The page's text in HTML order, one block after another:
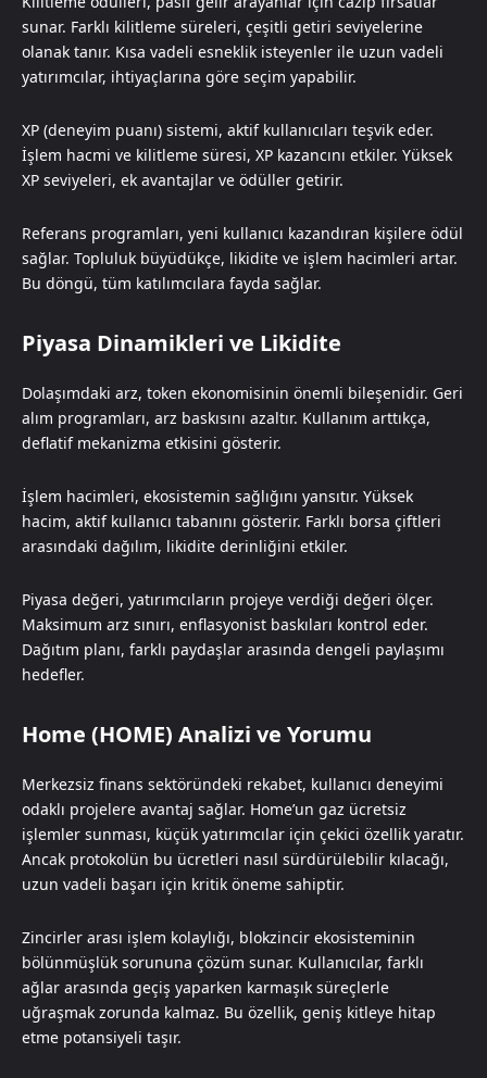
sunar. Farklı kilitleme süreleri, çeşitli getiri seviyelerine
olanak tanır. Kısa vadeli esneklik isteyenler ile uzun vadeli
yatırımcılar, ihtiyaçlarına göre seçim yapabilir.
XP (deneyim puanı) sistemi, aktif kullanıcıları teşvik eder.
İşlem hacmi ve kilitleme süresi, XP kazancını etkiler. Yüksek
XP seviyeleri, ek avantajlar ve ödüller getirir.
Referans programları, yeni kullanıcı kazandıran kişilere ödül
sağlar. Topluluk büyüdükçe, likidite ve işlem hacimleri artar.
Bu döngü, tüm katılımcılara fayda sağlar.
Piyasa Dinamikleri ve Likidite
Dolaşımdaki arz, token ekonomisinin önemli bileşenidir. Geri
alım programları, arz baskısını azaltır. Kullanım arttıkça,
deflatif mekanizma etkisini gösterir.
İşlem hacimleri, ekosistemin sağlığını yansıtır. Yüksek
hacim, aktif kullanıcı tabanını gösterir. Farklı borsa çiftleri
arasındaki dağılım, likidite derinliğini etkiler.
Piyasa değeri, yatırımcıların projeye verdiği değeri ölçer.
Maksimum arz sınırı, enflasyonist baskıları kontrol eder.
Dağıtım planı, farklı paydaşlar arasında dengeli paylaşımı
hedefler.
Home (HOME) Analizi ve Yorumu
Merkezsiz finans sektöründeki rekabet, kullanıcı deneyimi
odaklı projelere avantaj sağlar. Home’un gaz ücretsiz
işlemler sunması, küçük yatırımcılar için çekici özellik yaratır.
Ancak protokolün bu ücretleri nasıl sürdürülebilir kılacağı,
uzun vadeli başarı için kritik öneme sahiptir.
Zincirler arası işlem kolaylığı, blokzincir ekosisteminin
bölünmüşlük sorununa çözüm sunar. Kullanıcılar, farklı
ağlar arasında geçiş yaparken karmaşık süreçlerle
uğraşmak zorunda kalmaz. Bu özellik, geniş kitleye hitap
etme potansiyeli taşır.